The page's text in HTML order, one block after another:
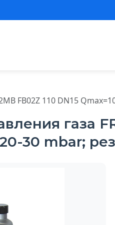
FB02Z 110 DN15
газа
30 mbar;